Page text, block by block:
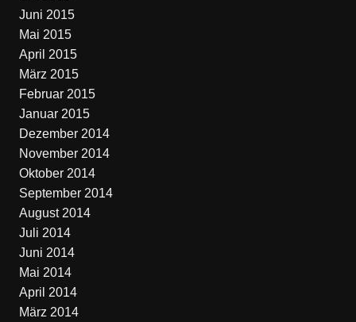
Juni 2015
Mai 2015
April 2015
März 2015
Februar 2015
Januar 2015
Dezember 2014
November 2014
Oktober 2014
September 2014
August 2014
Juli 2014
Juni 2014
Mai 2014
April 2014
März 2014